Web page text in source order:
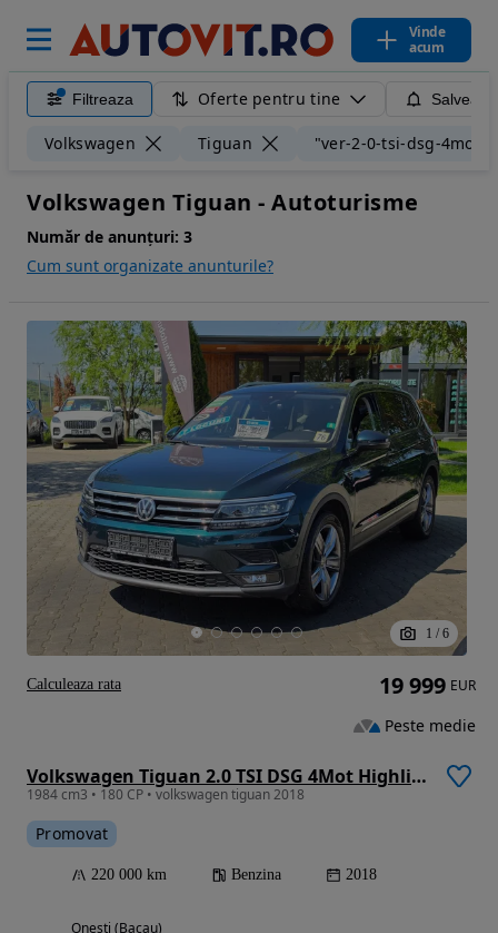
Vinde
acum
Filtreaza Oferte pentru tine
Volkswagen Tiguan "ver-2-0-tsi-dsg-4mot-
Volkswagen Tiguan - Autoturisme
Număr de anunțuri: 3
Cum sunt organizate anunturile?
1 / 6
Volkswagen Tiguan 2.0 TSI DSG 4Mot Highline
1984 cm3 • 180 CP • volkswagen tiguan 2018
Promovat
220 000 km Benzina 2018
Onesti (Bacau)
19 999 EUR
Peste medie
Calculeaza rata